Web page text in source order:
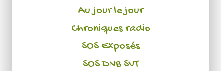
Au jour le jour
Chroniques radio
SOS Exposés
SOS DNB SVT